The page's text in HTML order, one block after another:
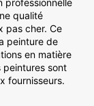
professionnelle
qualité
pas cher. Ce
peinture de
en matière
peintures sont
fournisseurs.